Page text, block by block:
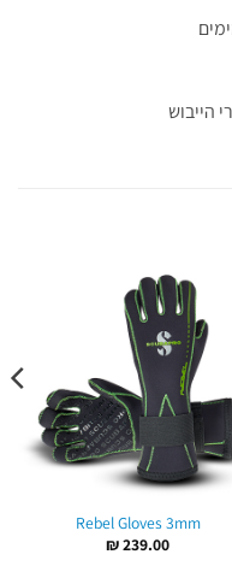
הייבוש
Rebel Gloves 3mm
₪239.00